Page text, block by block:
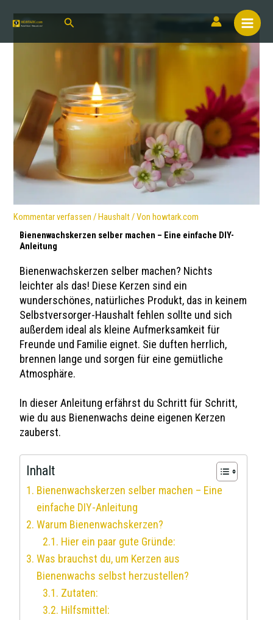
Kommentar verfassen /Haushalt/ Vonhowtark.com
Bienenwachskerzen selber machen – Eine einfache DIY-
Anleitung
Bienenwachskerzen selber machen? Nichts
leichter als das! Diese Kerzen sind ein
wunderschönes, natürliches Produkt, das in keinem
Selbstversorger-Haushalt fehlen sollte und sich
außerdem ideal als kleine Aufmerksamkeit für
Freunde und Familie eignet. Sie duften herrlich,
brennen lange und sorgen für eine gemütliche
Atmosphäre.
In dieser Anleitung erfährst du Schritt für Schritt,
wie du aus Bienenwachs deine eigenen Kerzen
zauberst.
Inhalt
Bienenwachskerzen selber machen – Eine
einfache DIY-Anleitung
Warum Bienenwachskerzen?
Hier ein paar gute Gründe:
Was brauchst du, um Kerzen aus
Bienenwachs selbst herzustellen?
Zutaten:
Hilfsmittel: